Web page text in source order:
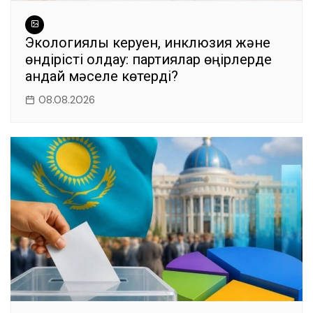
Экологиялық керуен, инклюзия және
өндірісті қолдау: партиялар өңірлерде
қандай мәселе көтерді?
08.08.2026